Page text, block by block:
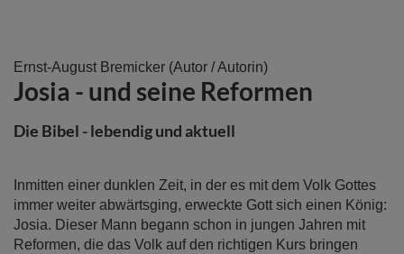
Ernst-August Bremicker (Autor / Autorin)
Josia - und seine Reformen
Die Bibel - lebendig und aktuell
Inmitten einer dunklen Zeit, in der es mit dem Volk Gottes
immer weiter abwärtsging, erweckte Gott sich einen König:
Josia. Dieser Mann begann schon in jungen Jahren mit
Reformen, die das Volk auf den richtigen Kurs bringen
Zum
Anfang
der
Bildergalerie